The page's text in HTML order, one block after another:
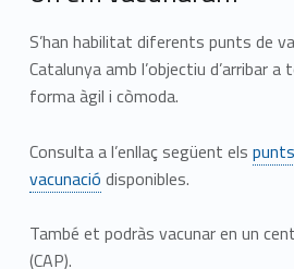
S’han habilitat diferents punts de
Catalunya amb l’objectiu d’arribar
forma àgil i còmoda.
Consulta a l’enllaç següent els
vacunació disponibles.
També et podràs vacunar en un
(CAP).